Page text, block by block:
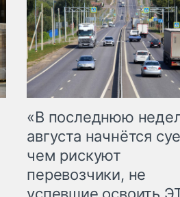
«В последнюю
августа начнётся
чем рискуют
перевозчики, не